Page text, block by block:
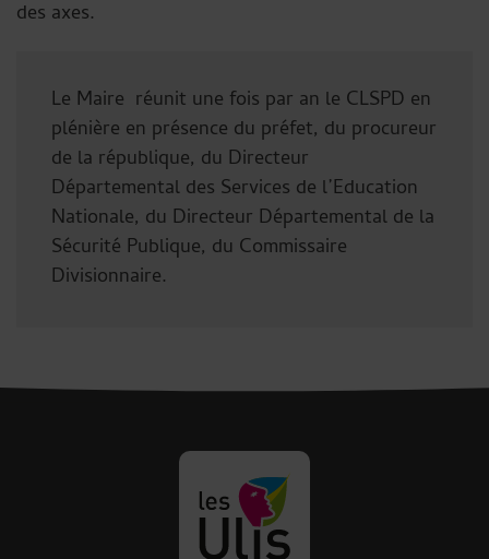
des axes.
Le Maire réunit une fois par an le CLSPD en
plénière en présence du préfet, du procureur
de la république, du Directeur
Départemental des Services de l’Education
Nationale, du Directeur Départemental de la
Sécurité Publique, du Commissaire
Divisionnaire.
Revenir à la page d'accueil des